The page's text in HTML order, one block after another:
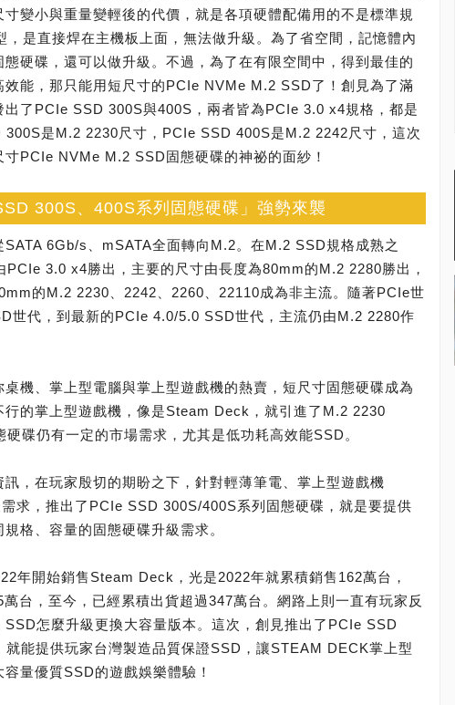
變小與重量變輕後的代價，就是各項硬體配備用的不是標準規
，是直接焊在主機板上面，無法做升級。為了省空間，記憶體內
硬碟，還可以做升級。不過，為了在有限空間中，得到最佳的
效能，那只能用短尺寸的PCIe NVMe M.2 SSD了！創見為了滿
出了PCIe SSD 300S與400S，兩者皆為PCIe 3.0 x4規格，都是
是M.2 2230尺寸，PCIe SSD 400S是M.2 2242尺寸，這次
PCIe NVMe M.2 SSD固態硬碟的神祕的面紗！
300S、400S系列固態硬碟」強勢來襲
SATA 6Gb/s、mSATA全面轉向M.2。在M.2 SSD規格成熟之
PCIe 3.0 x4勝出，主要的尺寸由長度為80mm的M.2 2280勝出，
的M.2 2230、2242、2260、22110成為非主流。隨著PCIe世
世代，到最新的PCIe 4.0/5.0 SSD世代，主流仍由M.2 2280作
機、掌上型電腦與掌上型遊戲機的熱賣，短尺寸固態硬碟成為
行的掌上型遊戲機，像是Steam Deck，就引進了M.2 2230
碟仍有一定的市場需求，尤其是低功耗高效能SSD。
，在玩家殷切的期盼之下，針對輕薄筆電、掌上型遊戲機
求，推出了PCIe SSD 300S/400S系列固態硬碟，就是要提供
格、容量的固態硬碟升級需求。
年開始銷售Steam Deck，光是2022年就累積銷售162萬台，
台，至今，已經累積出貨超過347萬台。網路上則一直有玩家反
SSD怎麼升級更換大容量版本。這次，創見推出了PCIe SSD
能提供玩家台灣製造品質保證SSD，讓STEAM DECK掌上型
量優質SSD的遊戲娛樂體驗！